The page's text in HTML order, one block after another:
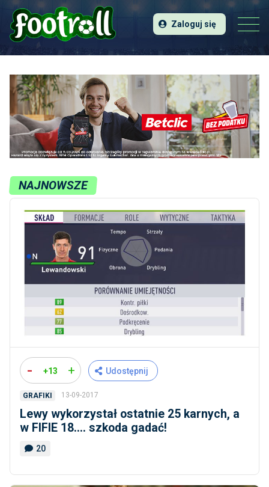
Zaloguj się
NAJNOWSZE
- +13 + Udostępnij
GRAFIKI 13-09-2017
Lewy wykorzystał ostatnie 25 karnych, a
w FIFIE 18.... szkoda gadać!
20